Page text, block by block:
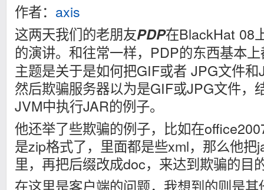
作者： axis
这两天我们的老朋友PDP在BlackHat 08
的演讲。和往常一样，PDP的东西基本
主题是关于是如何把GIF或者 JPG文件
然后欺骗服务器以为是GIF或JPG文件，
JVM中执行JAR的例子。
他还举了些欺骗的例子，比如在
是zip格式了，里面都是些xml，那么他把
里，再把后缀改成doc，来达到欺骗的目
在这里是客户端的问题，我想到的则是